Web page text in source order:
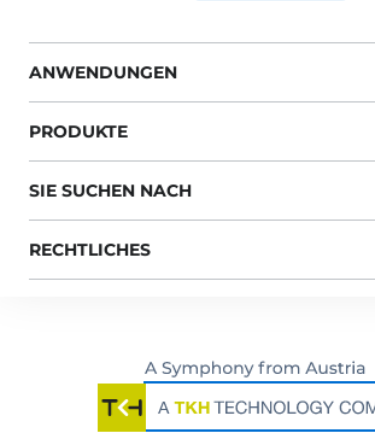
ANWENDUNGEN
PRODUKTE
SIE SUCHEN NACH
RECHTLICHES